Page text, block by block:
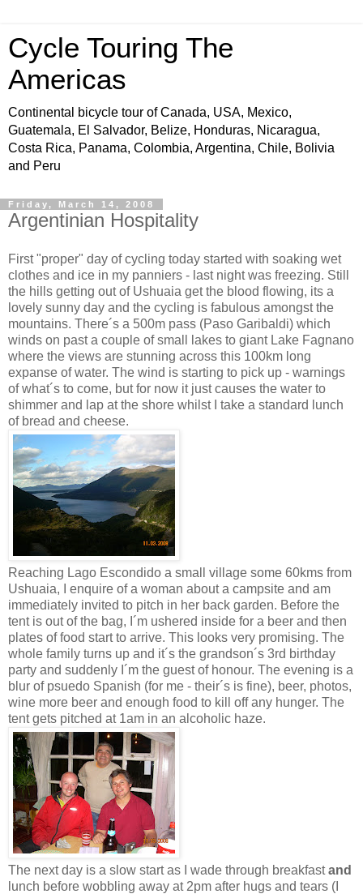
Cycle Touring The
Americas
Continental bicycle tour of Canada, USA, Mexico,
Guatemala, El Salvador, Belize, Honduras, Nicaragua,
Costa Rica, Panama, Colombia, Argentina, Chile, Bolivia
and Peru
Friday, March 14, 2008
Argentinian Hospitality
First "proper" day of cycling today started with soaking wet
clothes and ice in my panniers - last night was freezing. Still
the hills getting out of Ushuaia get the blood flowing, its a
lovely sunny day and the cycling is fabulous amongst the
mountains. There´s a 500m pass (Paso Garibaldi) which
winds on past a couple of small lakes to giant Lake Fagnano
where the views are stunning across this 100km long
expanse of water. The wind is starting to pick up - warnings
of what´s to come, but for now it just causes the water to
shimmer and lap at the shore whilst I take a standard lunch
of bread and cheese.
Reaching Lago Escondido a small village some 60kms from
Ushuaia, I enquire of a woman about a campsite and am
immediately invited to pitch in her back garden. Before the
tent is out of the bag, I´m ushered inside for a beer and then
plates of food start to arrive. This looks very promising. The
whole family turns up and it´s the grandson´s 3rd birthday
party and suddenly I´m the guest of honour. The evening is a
blur of psuedo Spanish (for me - their´s is fine), beer, photos,
wine more beer and enough food to kill off any hunger. The
tent gets pitched at 1am in an alcoholic haze.
The next day is a slow start as I wade through breakfastand
lunch before wobbling away at 2pm after hugs and tears (I